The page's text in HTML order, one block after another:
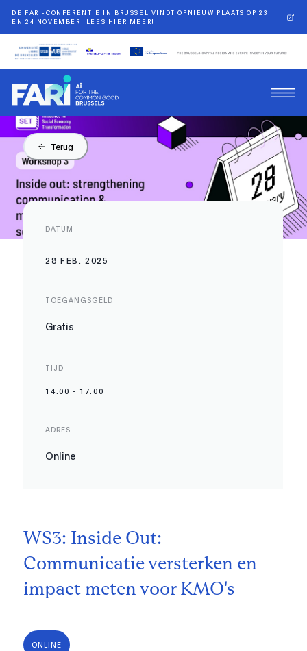
DE FARI-CONFERENTIE IN BRUSSEL VINDT OPNIEUW PLAATS OP 23
EN 24 NOVEMBER. LEES HIER MEER!
Terug
DATUM
28 FEB. 2025
TOEGANGSGELD
Gratis
TIJD
14:00 - 17:00
ADRES
Online
WS3: Inside Out:
Communicatie versterken en
impact meten voor KMO's
ONLINE